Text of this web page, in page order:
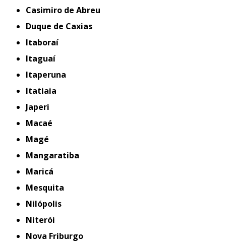
Casimiro de Abreu
Duque de Caxias
Itaboraí
Itaguaí
Itaperuna
Itatiaia
Japeri
Macaé
Magé
Mangaratiba
Maricá
Mesquita
Nilópolis
Niterói
Nova Friburgo